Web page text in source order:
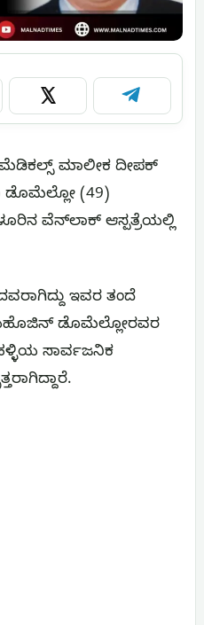
X Telegram
ಮಾಲೀಕ ದೀಪಕ್
(49)
ವೆನ್‌ಲಾಕ್ ಆಸ್ಪತ್ರೆಯಲ್ಲಿ
ಇವರ ತಂದೆ
ಡೊಮೆಲ್ಲೋರವರ
ಸಾರ್ವಜನಿಕ